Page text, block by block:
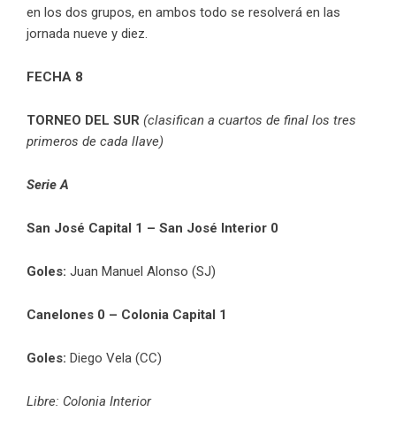
en los dos grupos, en ambos todo se resolverá en las
jornada nueve y diez.
FECHA 8
TORNEO DEL SUR (clasifican a cuartos de final los tres
primeros de cada llave)
Serie A
San José Capital 1 – San José Interior 0
Goles: Juan Manuel Alonso (SJ)
Canelones 0 – Colonia Capital 1
Goles: Diego Vela (CC)
Libre: Colonia Interior